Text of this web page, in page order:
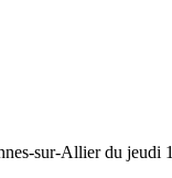
sur-Allier du jeudi